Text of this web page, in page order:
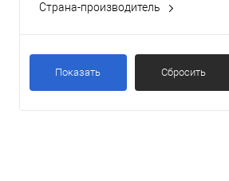
Страна-производитель
Показать Сбросить